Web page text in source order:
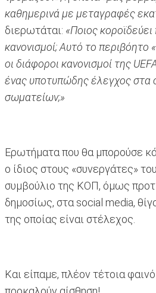
καθημερινά με μεταγραφές
διερωτάται: «Ποιος
κανονισμοί; Αυτό το περιβόητο
οι διάφοροι κανονισμοί της
ένας υποτυπώδης έλεγχος στα
σωματείων;»
Ερωτήματα που θα μπορούσε
ο ίδιος στους «συνεργάτες»
συμβούλιο της ΚΟΠ, όμως
δημοσίως, στα social media,
της οποίας είναι στέλεχος.
Και είπαμε, πλέον τέτοια